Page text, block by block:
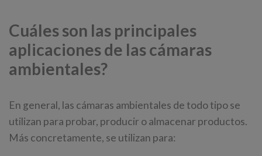
Cuáles son las principales
aplicaciones de las cámaras
ambientales?
En general, las cámaras ambientales de todo tipo se
utilizan para probar, producir o almacenar productos.
Más concretamente, se utilizan para: